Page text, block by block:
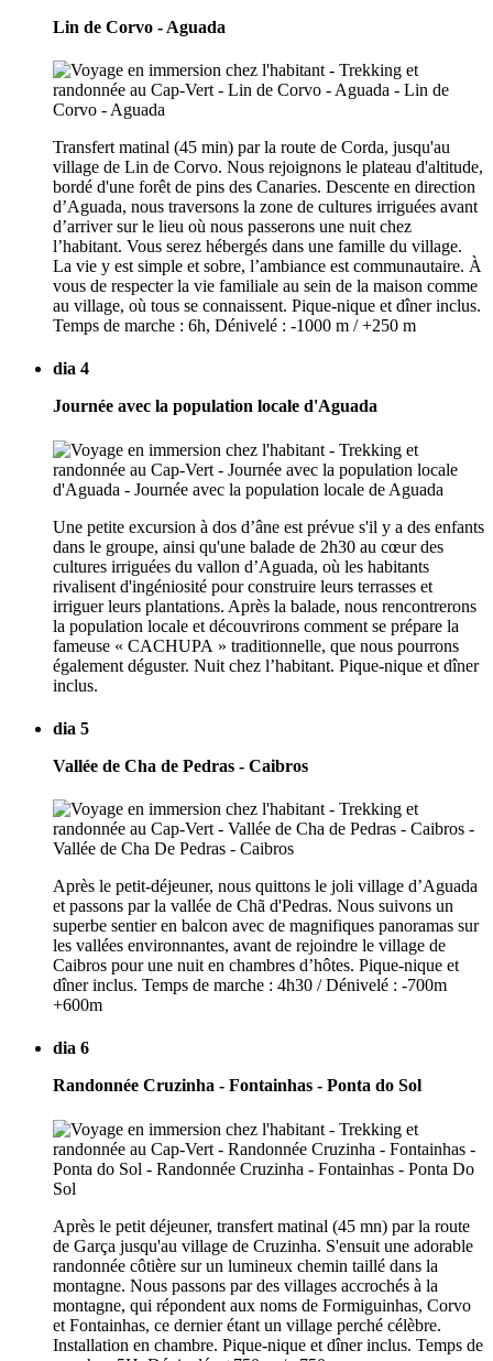
Lin de Corvo - Aguada
Transfert matinal (45 min) par la route de Corda, jusqu'au
village de Lin de Corvo. Nous rejoignons le plateau d'altitude,
bordé d'une forêt de pins des Canaries. Descente en direction
d’Aguada, nous traversons la zone de cultures irriguées avant
d’arriver sur le lieu où nous passerons une nuit chez
l’habitant. Vous serez hébergés dans une famille du village.
La vie y est simple et sobre, l’ambiance est communautaire. À
vous de respecter la vie familiale au sein de la maison comme
au village, où tous se connaissent. Pique-nique et dîner inclus.
Temps de marche : 6h, Dénivelé : -1000 m / +250 m
dia 4
Journée avec la population locale d'Aguada
Une petite excursion à dos d’âne est prévue s'il y a des enfants
dans le groupe, ainsi qu'une balade de 2h30 au cœur des
cultures irriguées du vallon d’Aguada, où les habitants
rivalisent d'ingéniosité pour construire leurs terrasses et
irriguer leurs plantations. Après la balade, nous rencontrerons
la population locale et découvrirons comment se prépare la
fameuse « CACHUPA » traditionnelle, que nous pourrons
également déguster. Nuit chez l’habitant. Pique-nique et dîner
inclus.
dia 5
Vallée de Cha de Pedras - Caibros
Après le petit-déjeuner, nous quittons le joli village d’Aguada
et passons par la vallée de Chã d'Pedras. Nous suivons un
superbe sentier en balcon avec de magnifiques panoramas sur
les vallées environnantes, avant de rejoindre le village de
Caibros pour une nuit en chambres d’hôtes. Pique-nique et
dîner inclus. Temps de marche : 4h30 / Dénivelé : -700m
+600m
dia 6
Randonnée Cruzinha - Fontainhas - Ponta do Sol
Après le petit déjeuner, transfert matinal (45 mn) par la route
de Garça jusqu'au village de Cruzinha. S'ensuit une adorable
randonnée côtière sur un lumineux chemin taillé dans la
montagne. Nous passons par des villages accrochés à la
montagne, qui répondent aux noms de Formiguinhas, Corvo
et Fontainhas, ce dernier étant un village perché célèbre.
Installation en chambre. Pique-nique et dîner inclus. Temps de